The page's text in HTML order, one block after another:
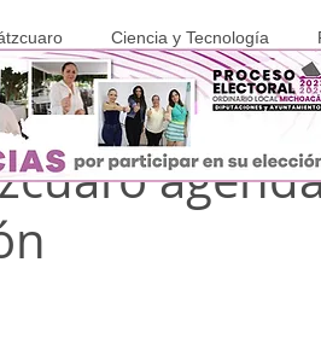
Ciencia y Tecnología